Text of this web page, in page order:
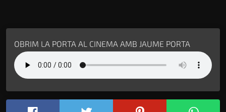
OBRIM LA PORTA AL CINEMA AMB JAUME PORTA